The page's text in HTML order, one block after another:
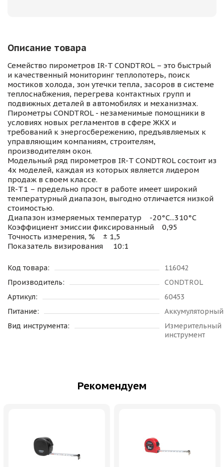
Описание товара
Семейство пирометров IR-T CONDTROL – это быстрый
и качественный мониторинг теплопотерь, поиск
мостиков холода, зон утечки тепла, засоров в системе
теплоснабжения, перегрева контактных групп и
подвижных деталей в автомобилях и механизмах.
Пирометры CONDTROL - незаменимые помощники в
условиях новых регламентов в сфере ЖКХ и
требований к энергосбережению, предъявляемых к
управляющим компаниям, строителям,
производителям окон.
Модельный ряд пирометров IR-T CONDTROL состоит из
4х моделей, каждая из которых является лидером
продаж в своем классе.
IR-T1 – предельно прост в работе имеет широкий
температурный диапазон, выгодно отличается низкой
стоимостью.
Диапазон измеряемых температур -20°С...310°С
Коэффициент эмиссии фиксированный 0,95
Точность измерения, % ± 1,5
Показатель визирования 10:1
Код товара:
116042
Производитель:
CONDTROL
Артикул:
60453
Питание:
Аккумуляторный
Вид инструмента:
Измерительный
инструмент
Рекомендуем